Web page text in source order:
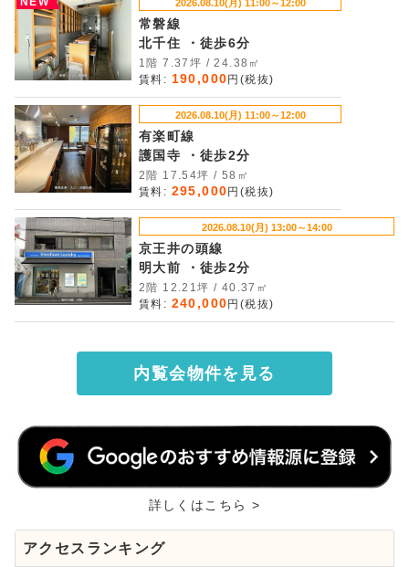
2026.08.10(月) 11:00～12:00
常磐線
北千住 ・徒歩6分
1階 7.37坪 / 24.38㎡
賃料: 190,000 円(税抜)
2026.08.10(月) 11:00～12:00
有楽町線
護国寺 ・徒歩2分
2階 17.54坪 / 58㎡
賃料: 295,000 円(税抜)
2026.08.10(月) 13:00～14:00
京王井の頭線
明大前 ・徒歩2分
2階 12.21坪 / 40.37㎡
賃料: 240,000 円(税抜)
内覧会物件を見る
詳しくはこちら >
アクセスランキング